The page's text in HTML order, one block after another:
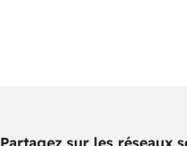
Partagez sur les réseaux